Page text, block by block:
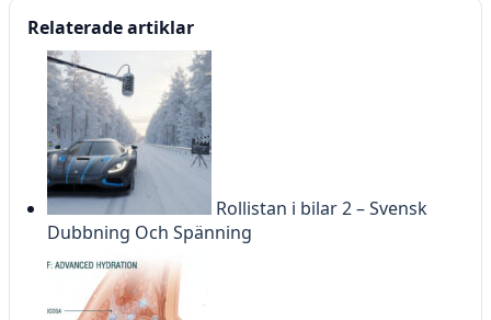
Relaterade artiklar
Rollistan i bilar 2 – Svensk
Dubbning Och Spänning